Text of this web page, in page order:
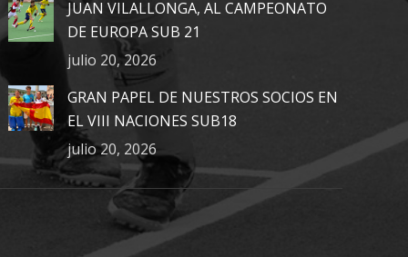
JUAN VILALLONGA, AL CAMPEONATO
DE EUROPA SUB 21
julio 20, 2026
GRAN PAPEL DE NUESTROS SOCIOS EN
EL VIII NACIONES SUB18
julio 20, 2026